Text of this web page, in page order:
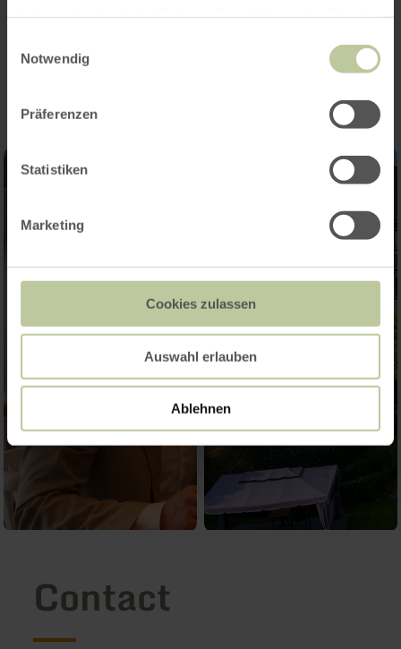
Notwendig
Präferenzen
Statistiken
Marketing
Cookies zulassen
Auswahl erlauben
Ablehnen
Impressies
Contact